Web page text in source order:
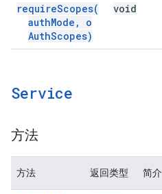
requireScopes(
authMode ,
o
AuthScopes)
void
Service
方法
方法 返回类型 简介